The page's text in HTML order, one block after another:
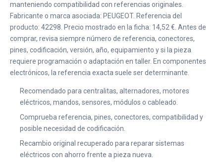
manteniendo compatibilidad con referencias originales.
Fabricante o marca asociada: PEUGEOT. Referencia del
producto: 42298. Precio mostrado en la ficha: 14,52 €. Antes de
comprar, revisa siempre número de referencia, conectores,
pines, codificación, versión, año, equipamiento y si la pieza
requiere programación o adaptación en taller. En componentes
electrónicos, la referencia exacta suele ser determinante.
Recomendado para centralitas, alternadores, motores
eléctricos, mandos, sensores, módulos o cableado.
Comprueba referencia, pines, conectores, compatibilidad y
posible necesidad de codificación.
Recambio original recuperado para reparar sistemas
eléctricos con ahorro frente a pieza nueva.